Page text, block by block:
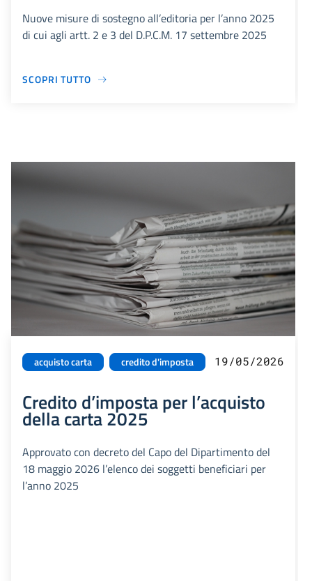
Nuove misure di sostegno all’editoria per l’anno 2025
di cui agli artt. 2 e 3 del D.P.C.M. 17 settembre 2025
SCOPRI TUTTO
acquisto carta credito d'imposta 19/05/2026
Credito d’imposta per l’acquisto
della carta 2025
Approvato con decreto del Capo del Dipartimento del
18 maggio 2026 l’elenco dei soggetti beneficiari per
l’anno 2025